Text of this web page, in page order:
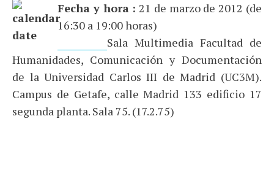
Fecha y hora : 21 de marzo de 2012 (de
16:30 a 19:00 horas)
Sala Multimedia Facultad de
Humanidades, Comunicación y Documentación
de la Universidad Carlos III de Madrid (UC3M).
Campus de Getafe, calle Madrid 133 edificio 17
segunda planta. Sala 75. (17.2.75)